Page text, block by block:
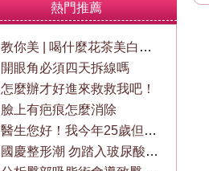
熱門推薦
教你美 | 喝什麼花茶美白祛斑效果好？
開眼角必須四天拆線嗎
怎麼辦才好進來救救我吧！
臉上有疤痕怎麼消除
醫生您好！我今年25歲但是胡須非常的少？
國慶整形潮 勿踏入玻尿酸認識三大誤區